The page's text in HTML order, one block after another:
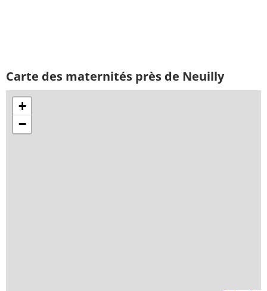
Carte des maternités près de Neuilly
+
−